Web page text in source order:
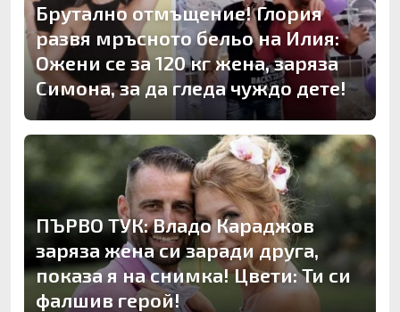
Брутално отмъщение! Глория
развя мръсното бельо на Илия:
Ожени се за 120 кг жена, заряза
Симона, за да гледа чуждо дете!
ПЪРВО ТУК: Владо Караджов
заряза жена си заради друга,
показа я на снимка! Цвети: Ти си
фалшив герой!